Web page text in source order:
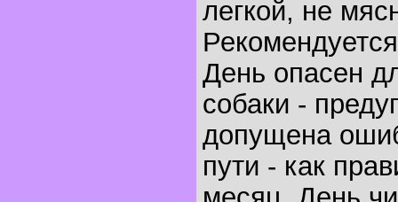
легкой, не
День опасен
собаки -
допущена
пути - как